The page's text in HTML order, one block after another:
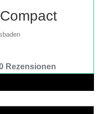
Rezensionen